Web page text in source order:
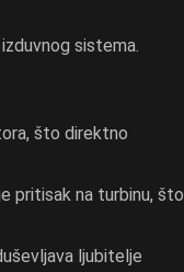
sistema.
što direktno
pritisak na turbinu, što
ljubitelje